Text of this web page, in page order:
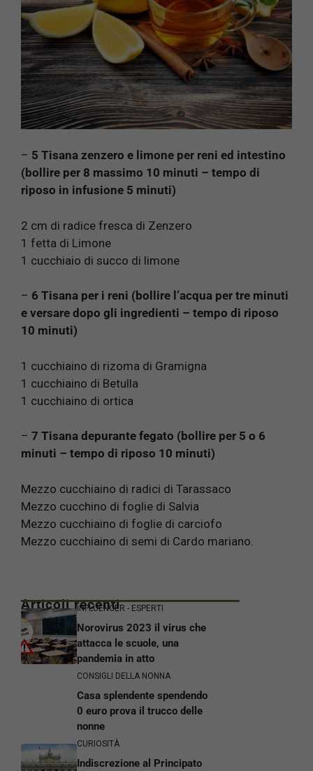
– 5 Tisana zenzero e limone per reni ed intestino
(bollire per 8 massimo 10 minuti – tempo di
riposo in infusione 5 minuti)
2 cm di radice fresca di Zenzero
1 fetta di Limone
1 cucchiaio di succo di limone
– 6 Tisana per i reni (bollire l’acqua per tre minuti
e versare dopo gli ingredienti – tempo di riposo
10 minuti)
1 cucchiaino di rizoma di Gramigna
1 cucchiaino di Betulla
1 cucchiaino di ortica
– 7 Tisana depurante fegato (bollire per 5 o 6
minuti – tempo di riposo 10 minuti)
Mezzo cucchiaino di radici di Tarassaco
Mezzo cucchino di foglie di Salvia
Mezzo cucchiaino di foglie di carciofo
Mezzo cucchiaino di semi di Cardo mariano.
Articoli recentiINFLUENCER - ESPERTI
Norovirus 2023 il virus che
attacca le scuole, una
pandemia in atto
CONSIGLI DELLA NONNA
Casa splendente spendendo
0 euro prova il trucco delle
nonne
CURIOSITÀ
Indiscrezione al Principato